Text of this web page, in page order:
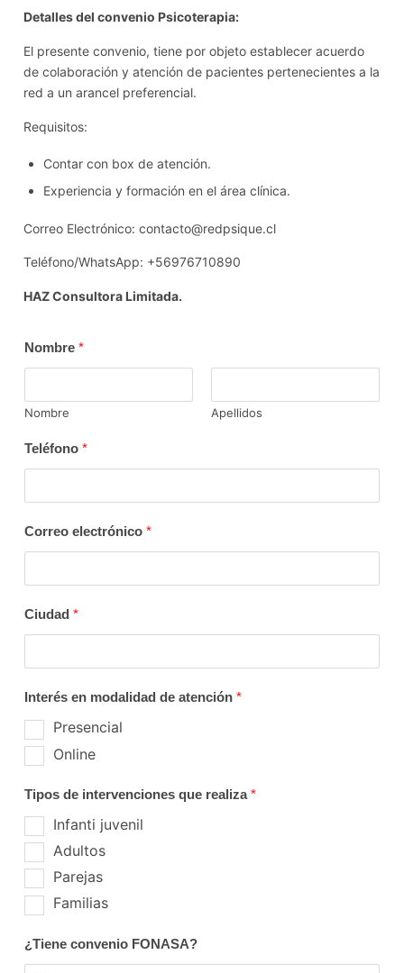
Detalles del convenio Psicoterapia:
El presente convenio, tiene por objeto establecer acuerdo
de colaboración y atención de pacientes pertenecientes a la
red a un arancel preferencial.
Requisitos:
Contar con box de atención.
Experiencia y formación en el área clínica.
Correo Electrónico: contacto@redpsique.cl
Teléfono/WhatsApp: +56976710890
HAZ Consultora Limitada.
Nombre *
Nombre Apellidos
Teléfono *
Correo electrónico *
Ciudad *
Interés en modalidad de atención *
Presencial
Online
Tipos de intervenciones que realiza*
Infanti juvenil
Adultos
Parejas
Familias
¿Tiene convenio FONASA?